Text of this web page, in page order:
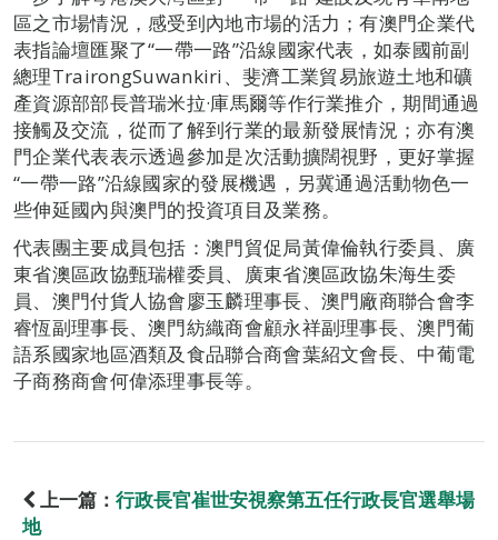
區之市場情況，感受到內地市場的活力；有澳門企業代
表指論壇匯聚了“一帶一路”沿線國家代表，如泰國前副
總理TrairongSuwankiri、斐濟工業貿易旅遊土地和礦
產資源部部長普瑞米拉·庫馬爾等作行業推介，期間通過
接觸及交流，從而了解到行業的最新發展情況；亦有澳
門企業代表表示透過參加是次活動擴闊視野，更好掌握
“一帶一路”沿線國家的發展機遇，另冀通過活動物色一
些伸延國內與澳門的投資項目及業務。
代表團主要成員包括：澳門貿促局黃偉倫執行委員、廣
東省澳區政協甄瑞權委員、廣東省澳區政協朱海生委
員、澳門付貨人協會廖玉麟理事長、澳門廠商聯合會李
睿恆副理事長、澳門紡織商會顧永祥副理事長、澳門葡
語系國家地區酒類及食品聯合商會葉紹文會長、中葡電
子商務商會何偉添理事長等。
上一篇： 行政長官崔世安視察第五任行政長官選舉場
地